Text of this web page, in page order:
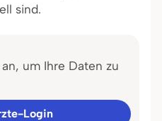
sind.
um Ihre Daten zu
Login